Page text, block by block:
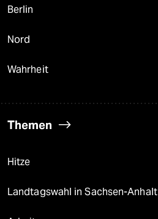
Berlin
Nord
Wahrheit
Themen
Hitze
Landtagswahl in Sachsen-Anhalt